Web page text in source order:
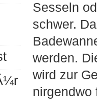
Sesseln
schwer.
werden.
wird zur
nirgendwo